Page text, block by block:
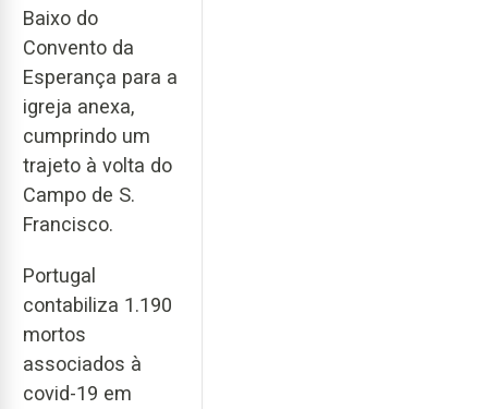
Baixo do
Convento da
Esperança para a
igreja anexa,
cumprindo um
trajeto à volta do
Campo de S.
Francisco.
Portugal
contabiliza 1.190
mortos
associados à
covid-19 em